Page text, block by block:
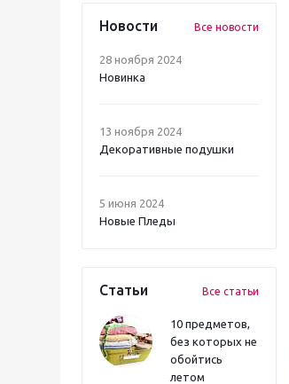
Новости Все новости
28 ноября 2024
Новинка
13 ноября 2024
Декоративные подушки
5 июня 2024
Новые Пледы
Статьи Все статьи
10 предметов,
без которых не
обойтись
летом